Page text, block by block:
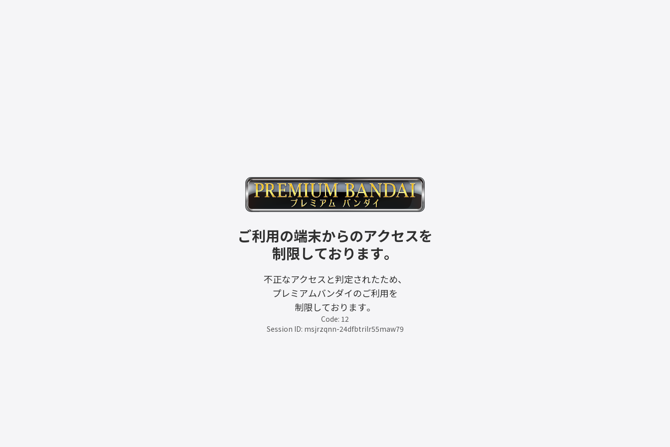
ご利用の端末からのアクセスを
制限しております。
不正なアクセスと判定されたため、
プレミアムバンダイのご利用を
制限しております。
Code: 12
Session ID: msjrzqnn-24dfbtrilr55maw79